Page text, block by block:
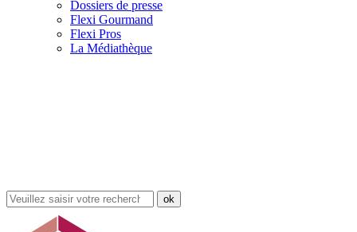
Dossiers de presse
Flexi Gourmand
Flexi Pros
La Médiathèque
Rechercher
dans